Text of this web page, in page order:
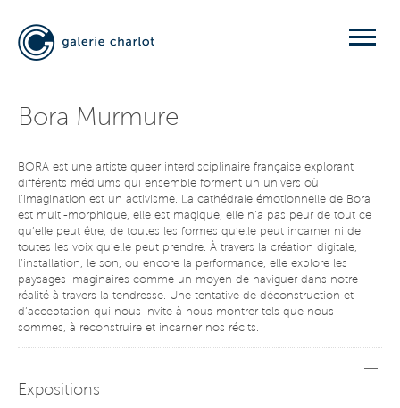
Bora Murmure
BORA est une artiste queer interdisciplinaire française explorant
différents médiums qui ensemble forment un univers où
l’imagination est un activisme. La cathédrale émotionnelle de Bora
est multi-morphique, elle est magique, elle n’a pas peur de tout ce
qu’elle peut être, de toutes les formes qu’elle peut incarner ni de
toutes les voix qu’elle peut prendre. À travers la création digitale,
l’installation, le son, ou encore la performance, elle explore les
paysages imaginaires comme un moyen de naviguer dans notre
réalité à travers la tendresse. Une tentative de déconstruction et
d’acceptation qui nous invite à nous montrer tels que nous
sommes, à reconstruire et incarner nos récits.
Expositions